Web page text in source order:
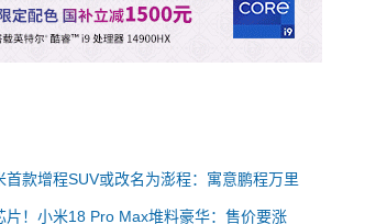
首款增程SUV或改名为澎程：寓意鹏程万里
片！小米18 Pro Max堆料豪华：售价要涨